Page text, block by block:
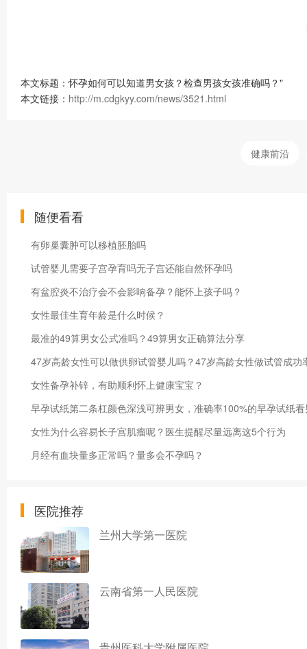
本文标题：怀孕如何可以知道男女孩？检查男孩女孩准确吗？"
本文链接： http://m.cdgkyy.com/news/3521.html
健康前沿
随便看看
有卵巢囊肿可以移植胚胎吗
试管婴儿需要子宫孕育吗无子宫还能自然怀孕吗
有盆腔炎不治疗会不会影响备孕？能怀上孩子吗？
女性最佳生育年龄是什么时候？
最准的49算男女公式准吗？49算男女正确算法分享
47岁高龄女性可以做供卵试管婴儿吗？47岁高龄女性做试管成功
女性备孕补锌，有助顺利怀上健康宝宝？
早孕试纸第二条杠颜色深浅可辨男女，准确率100%的早孕试纸
女性为什么容易长子宫肌瘤呢？医生提醒尽量远离这5个行为
月经有血块量多正常吗？量多会不孕吗？
医院推荐
兰州大学第一医院
云南省第一人民医院